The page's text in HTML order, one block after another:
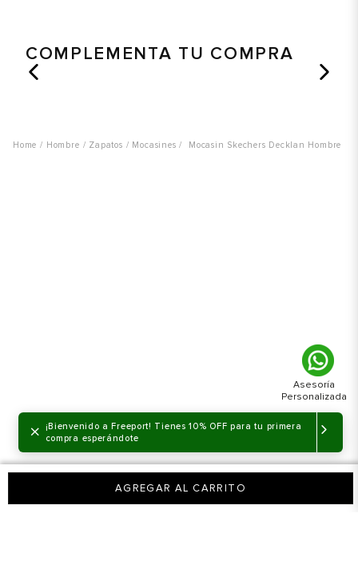
×
¡Bienvenido a Freeport! Tienes 10% OFF para tu primera
compra esperándote
AGREGAR AL CARRITO
COMPLEMENTA TU COMPRA
Hombre Zapatos Mocasines Mocasin Skechers Decklan Hombre